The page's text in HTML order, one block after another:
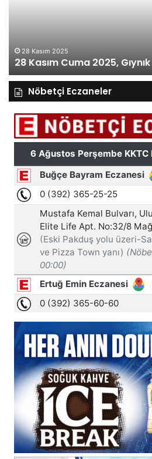
27 Kasım Perşembe
manşetleri
Nöbetçi Eczaneler